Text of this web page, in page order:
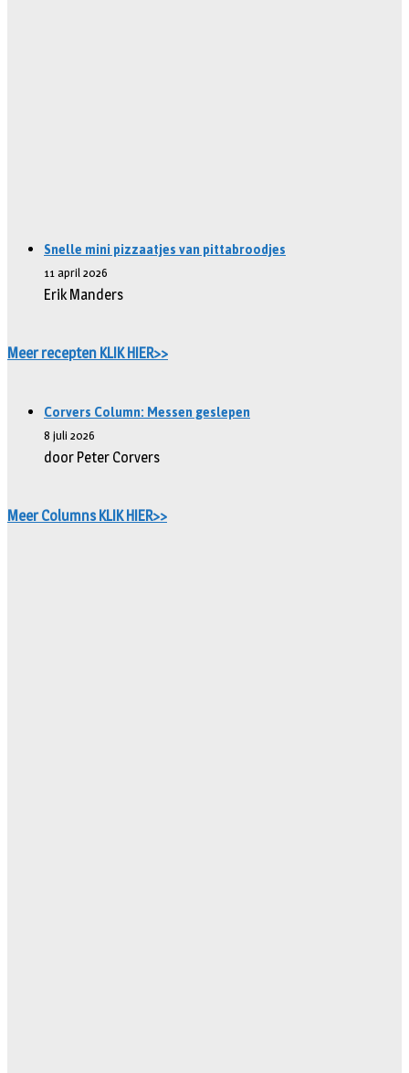
Snelle mini pizzaatjes van pittabroodjes
11 april 2026
Erik Manders
Meer recepten KLIK HIER>>
Corvers Column: Messen geslepen
8 juli 2026
door Peter Corvers
Meer Columns KLIK HIER>>